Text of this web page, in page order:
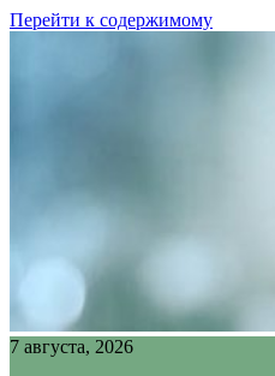
Перейти к содержимому
7 августа, 2026